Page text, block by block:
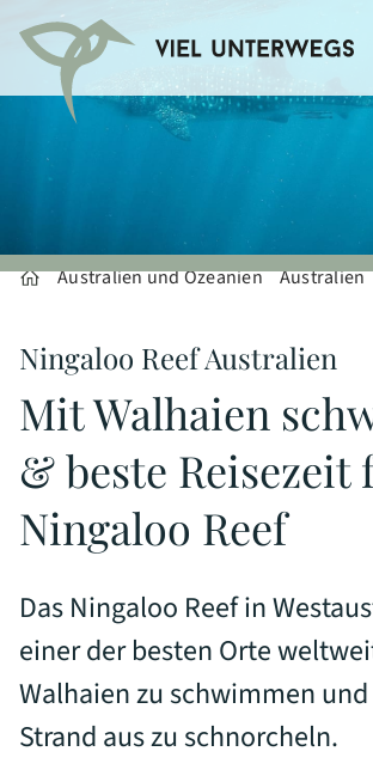
Australien und Ozeanien Australien
Ningaloo Reef Australien
Mit Walhaien
& beste Reisezeit
Ningaloo Reef
Das Ningaloo Reef in
einer der besten Orte
Walhaien zu schwimmen
Strand aus zu schnorcheln.